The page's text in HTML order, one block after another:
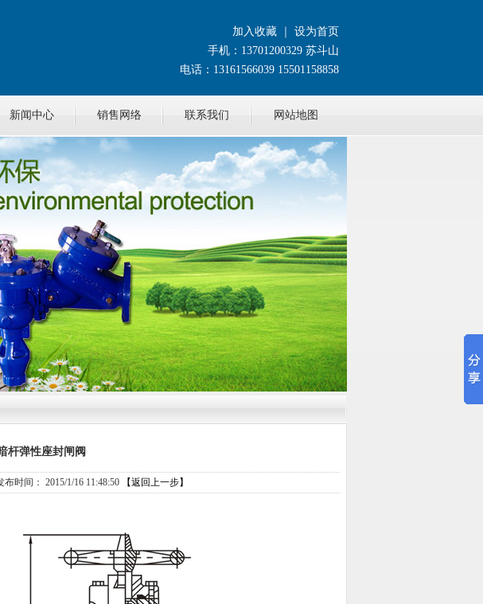
加入收藏
设为首页
手机：13701200329 苏斗山
电话：13161566039 15501158858
新闻中心 销售网络 联系我们 网站地图
杆弹性座封闸阀
时间： 2015/1/16 11:48:50 【返回上一步】